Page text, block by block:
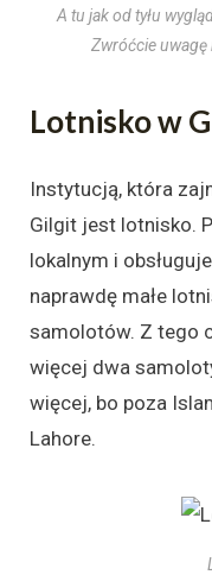
A tu jak od tyłu
Zwróćcie uwagę
Lotnisko w
Instytucją, która
Gilgit jest lotnisko.
lokalnym i
naprawdę małe
samolotów. Z tego
więcej dwa
więcej, bo poza
Lahore.